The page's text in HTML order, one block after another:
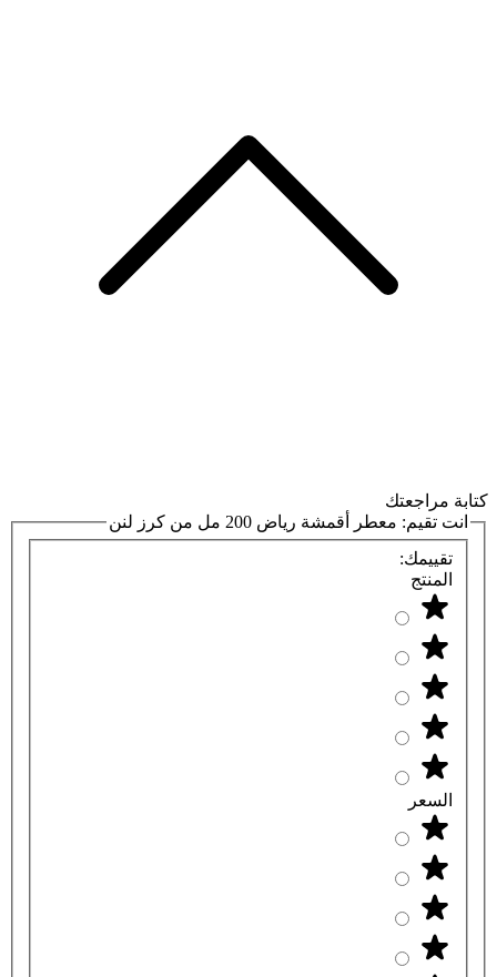
كتابة مراجعتك
انت تقيم: معطر أقمشة رياض 200 مل من كرز لنن
تقييمك:
المنتج
السعر